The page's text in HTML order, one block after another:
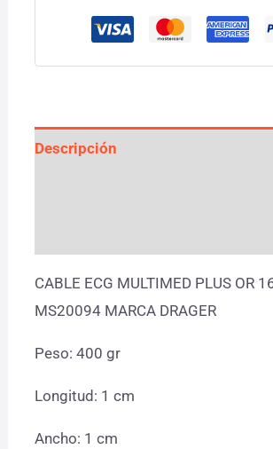
Descripción
CABLE ECG MULTIMED PLUS OR
MS20094 MARCA DRAGER
Peso: 400 gr
Longitud: 1 cm
Ancho: 1 cm